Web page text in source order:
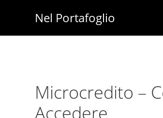
main
primary
Nel Portafoglio
Risparmio
Microcredito –
Accedere